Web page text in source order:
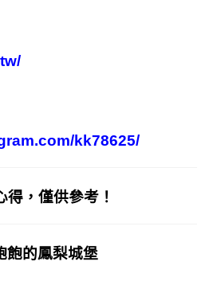
kk78625/
，僅供參考！
的鳳梨城堡